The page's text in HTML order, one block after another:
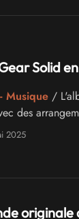
Solid
Musique/
des
2025
originale